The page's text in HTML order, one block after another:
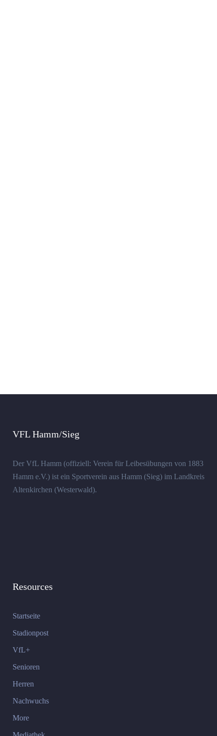
VFL Hamm/Sieg
Der VfL Hamm (offiziell: Verein für Leibesübungen von 1883
Hamm e.V.) ist ein Sportverein aus Hamm (Sieg) im Landkreis
Altenkirchen (Westerwald).
Resources
Startseite
Stadionpost
VfL+
Senioren
Herren
Nachwuchs
More